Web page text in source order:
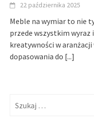
22 października 2025
Meble na wymiar to nie
przede wszystkim wyraz
kreatywności w
dopasowania do [...]